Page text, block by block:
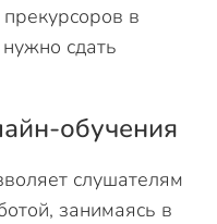
в
сдать
обучения
слушателям
занимаясь в